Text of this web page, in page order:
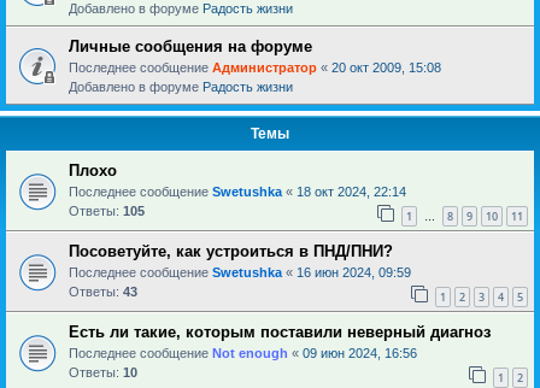
Добавлено в форуме Радость жизни
Личные сообщения на форуме
Последнее сообщение Администратор « 20 окт 2009, 15:08
Добавлено в форуме Радость жизни
Темы
Плохо
Последнее сообщение Swetushka « 18 окт 2024, 22:14
Ответы: 105 1 … 8 9 10 11
Посоветуйте, как устроиться в ПНД/ПНИ?
Последнее сообщение Swetushka « 16 июн 2024, 09:59
Ответы: 43 1 2 3 4 5
Есть ли такие, которым поставили неверный диагноз
Последнее сообщение Not enough « 09 июн 2024, 16:56
Ответы: 10 1 2